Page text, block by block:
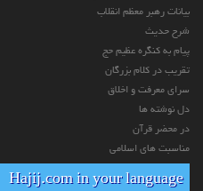
بیانات رهبر معظم انقلاب
شرح حدیث
پیام به کنگره عظیم حج
تقریب در کلام بزرگان
سرای معرفت و اخلاق
دل نوشته ها
در محضر قرآن
مناسبت های اسلامی
Hajij.com in your language